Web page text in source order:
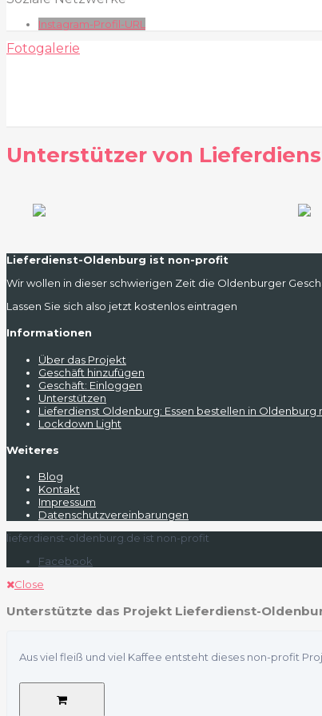
Instagram-Profil-URL
Fotogalerie
Unterstützer von
Lieferdienst-Oldenburg ist non-profit
Wir wollen in dieser schwierigen Zeit die Oldenburger
Lassen Sie sich also jetzt kostenlos eintragen
Informationen
Über das Projekt
Geschäft hinzufügen
Geschäft: Einloggen
Unterstützen
Lieferdienst Oldenburg: Essen bestellen in
Lockdown Light
Weiteres
Blog
Kontakt
Impressum
Datenschutzvereinbarungen
lieferdienst-oldenburg.de ist non-profit
Facebook
Close
Unterstützte das Projekt Lieferdienst-
Aus viel fleiß und viel Kaffee entsteht dieses non-profit